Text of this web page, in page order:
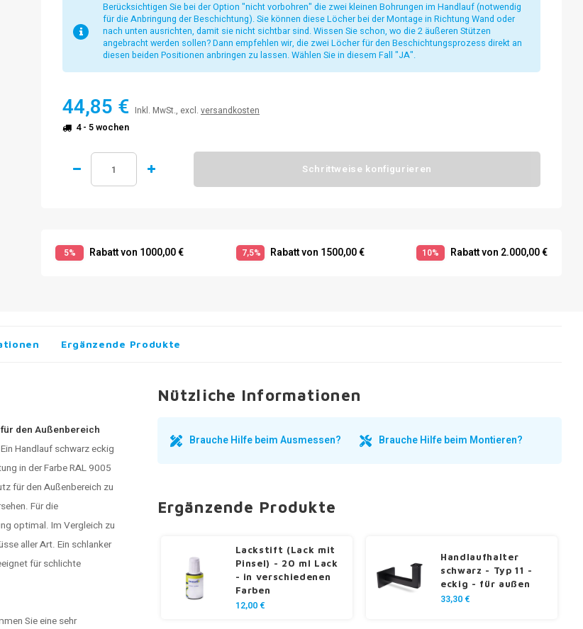
Berücksichtigen Sie bei der Option "nicht vorbohren" die zwei kleinen Bohrungen im Handlauf (notwendig
für die Anbringung der Beschichtung). Sie können diese Löcher bei der Montage in Richtung Wand oder
nach unten ausrichten, damit sie nicht sichtbar sind. Wissen Sie schon, wo die 2 äußeren Stützen
angebracht werden sollen? Dann empfehlen wir, die zwei Löcher für den Beschichtungsprozess direkt an
diesen beiden Positionen anbringen zu lassen. Wählen Sie in diesem Fall "JA".
44,85 € Inkl. MwSt., excl. versandkosten
4 - 5 wochen
Schrittweise konfigurieren
5% Rabatt von 1000,00 € 7,5% Rabatt von 1500,00 € 10% Rabatt von 2.000,00 €
Ergänzende Produkte
den Außenbereich
Ein Handlauf schwarzeckig
in der Farbe RAL 9005
für den Außenbereich zu
Für die
optimal. Im Vergleich zu
aller Art. Ein schlanker
für schlichte
Sie eine sehr
Nützliche Informationen
Brauche Hilfe beim Ausmessen? Brauche Hilfe beim Montieren?
Ergänzende Produkte
Lackstift (Lack mit
Pinsel) - 20 ml Lack
- in verschiedenen
Farben
12,00 €
Handlaufhalter
schwarz - Typ 11 -
eckig - für außen
33,30 €